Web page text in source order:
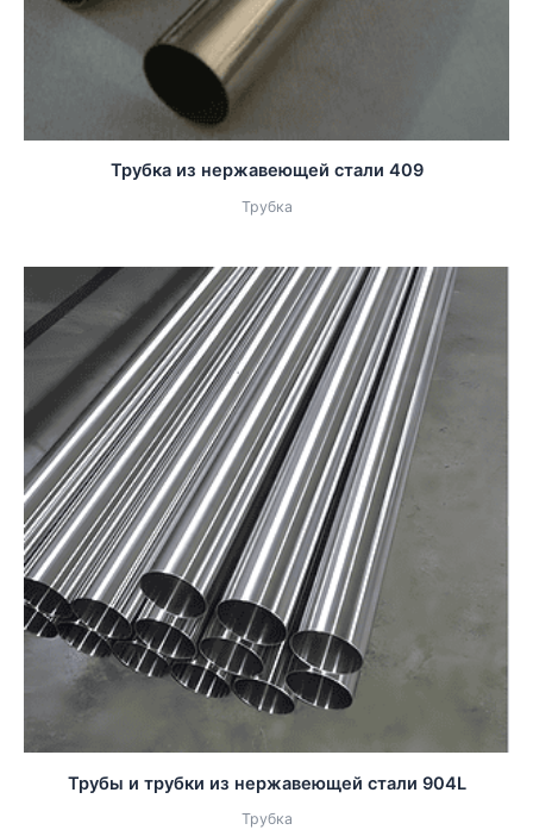
Трубка из нержавеющей стали 409
Трубка
Трубы и трубки из нержавеющей стали 904L
Трубка